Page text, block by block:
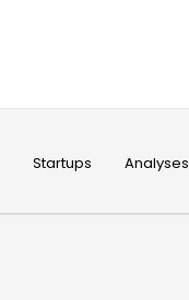
Startups
Analyses